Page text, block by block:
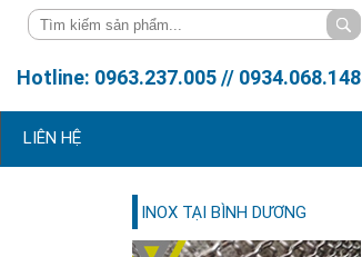
Hotline: 0963.237.005 // 0934.068.148
LIÊN HỆ
INOX TẠI BÌNH DƯƠNG